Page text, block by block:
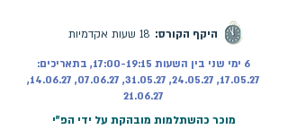
היקף הקורס: 18 שעות אקדמיות
6 ימי שני בין השעות 17:00-19:15, בתאריכים:
17.05.27, 24.05.27, 31.05.27, 07.06.27, 14.06.27,
21.06.27
מוכר כהשתלמות מובהקת על ידי הפ"י